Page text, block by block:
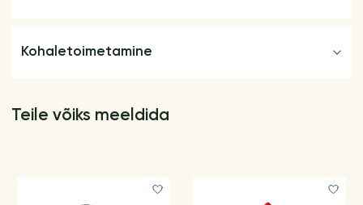
Kohaletoimetamine
Teile võiks meeldida